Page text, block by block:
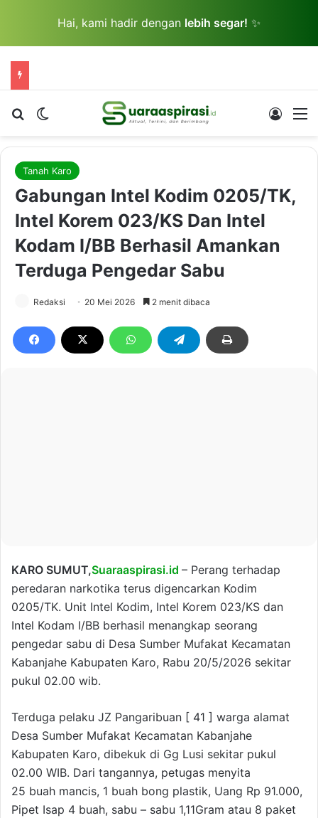
Hai, kami hadir dengan lebih segar! ✨
Cari berita...Switch skin Log In
Tanah Karo
Gabungan Intel Kodim 0205/TK,
Intel Korem 023/KS Dan Intel
Kodam I/BB Berhasil Amankan
Terduga Pengedar Sabu
Redaksi 20 Mei 2026 2 menit dibaca
KARO SUMUT,Suaraaspirasi.id – Perang terhadap
peredaran narkotika terus digencarkan Kodim
0205/TK. Unit Intel Kodim, Intel Korem 023/KS dan
Intel Kodam I/BB berhasil menangkap seorang
pengedar sabu di Desa Sumber Mufakat Kecamatan
Kabanjahe Kabupaten Karo, Rabu 20/5/2026 sekitar
pukul 02.00 wib.
Terduga pelaku JZ Pangaribuan [ 41 ] warga alamat
Desa Sumber Mufakat Kecamatan Kabanjahe
Kabupaten Karo, dibekuk di Gg Lusi sekitar pukul
02.00 WIB. Dari tangannya, petugas menyita
25 buah mancis, 1 buah bong plastik, Uang Rp 91.000,
Pipet Isap 4 buah, sabu – sabu 1,11Gram atau 8 paket